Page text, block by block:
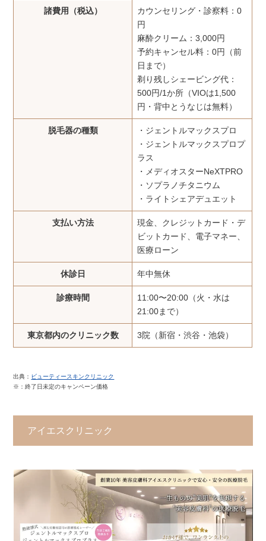
諸費用（税込）
カウンセリング・診察料：0
円
麻酔クリーム：3,000円
予約キャンセル料：0円（前
日まで）
剃り残しシェービング代：
500円/1か所（VIOは1,500
円・背中とうなじは無料）
脱毛器の種類
・ジェントルマックスプロ
・ジェントルマックスプロプ
ラス
・メディオスターNeXTPRO
・ソプラノチタニウム
・ライトシェアデュエット
支払い方法
現金、クレジットカード・デ
ビットカード、電子マネー、
医療ローン
休診日 年中無休
診療時間
11:00〜20:00（火・水は
21:00まで）
東京都内のクリニック数 3院（新宿・渋谷・池袋）
出典： ビューティースキンクリニック
※：終了日未定のキャンペーン価格
アイエスクリニック